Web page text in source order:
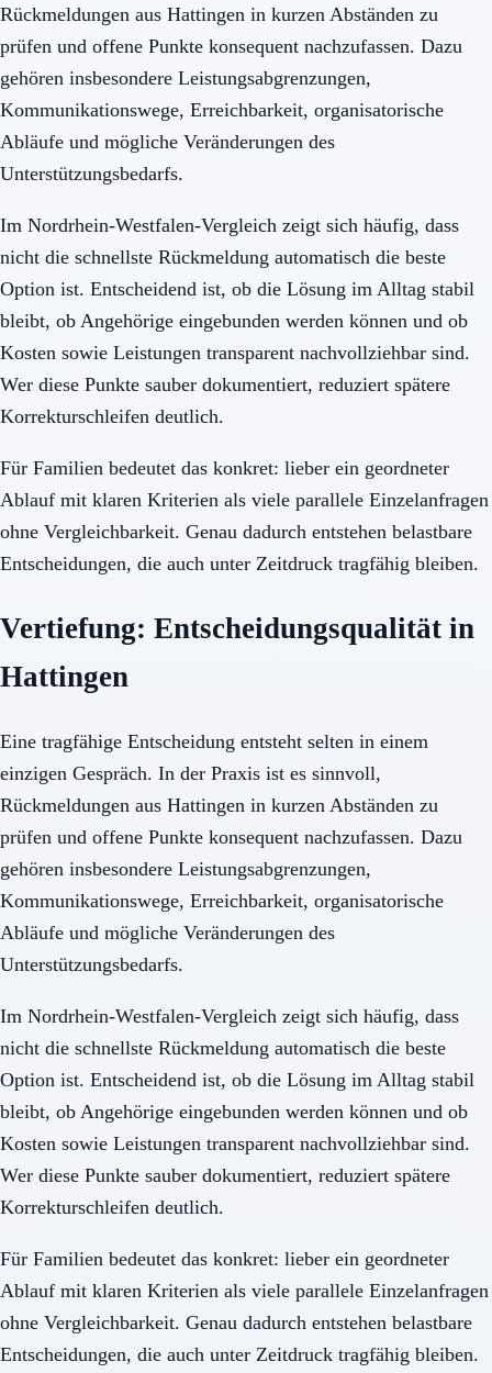
Rückmeldungen aus Hattingen in kurzen Abständen zu
prüfen und offene Punkte konsequent nachzufassen. Dazu
gehören insbesondere Leistungsabgrenzungen,
Kommunikationswege, Erreichbarkeit, organisatorische
Abläufe und mögliche Veränderungen des
Unterstützungsbedarfs.
Im Nordrhein-Westfalen-Vergleich zeigt sich häufig, dass
nicht die schnellste Rückmeldung automatisch die beste
Option ist. Entscheidend ist, ob die Lösung im Alltag stabil
bleibt, ob Angehörige eingebunden werden können und ob
Kosten sowie Leistungen transparent nachvollziehbar sind.
Wer diese Punkte sauber dokumentiert, reduziert spätere
Korrekturschleifen deutlich.
Für Familien bedeutet das konkret: lieber ein geordneter
Ablauf mit klaren Kriterien als viele parallele Einzelanfragen
ohne Vergleichbarkeit. Genau dadurch entstehen belastbare
Entscheidungen, die auch unter Zeitdruck tragfähig bleiben.
Vertiefung: Entscheidungsqualität in
Hattingen
Eine tragfähige Entscheidung entsteht selten in einem
einzigen Gespräch. In der Praxis ist es sinnvoll,
Rückmeldungen aus Hattingen in kurzen Abständen zu
prüfen und offene Punkte konsequent nachzufassen. Dazu
gehören insbesondere Leistungsabgrenzungen,
Kommunikationswege, Erreichbarkeit, organisatorische
Abläufe und mögliche Veränderungen des
Unterstützungsbedarfs.
Im Nordrhein-Westfalen-Vergleich zeigt sich häufig, dass
nicht die schnellste Rückmeldung automatisch die beste
Option ist. Entscheidend ist, ob die Lösung im Alltag stabil
bleibt, ob Angehörige eingebunden werden können und ob
Kosten sowie Leistungen transparent nachvollziehbar sind.
Wer diese Punkte sauber dokumentiert, reduziert spätere
Korrekturschleifen deutlich.
Für Familien bedeutet das konkret: lieber ein geordneter
Ablauf mit klaren Kriterien als viele parallele Einzelanfragen
ohne Vergleichbarkeit. Genau dadurch entstehen belastbare
Entscheidungen, die auch unter Zeitdruck tragfähig bleiben.